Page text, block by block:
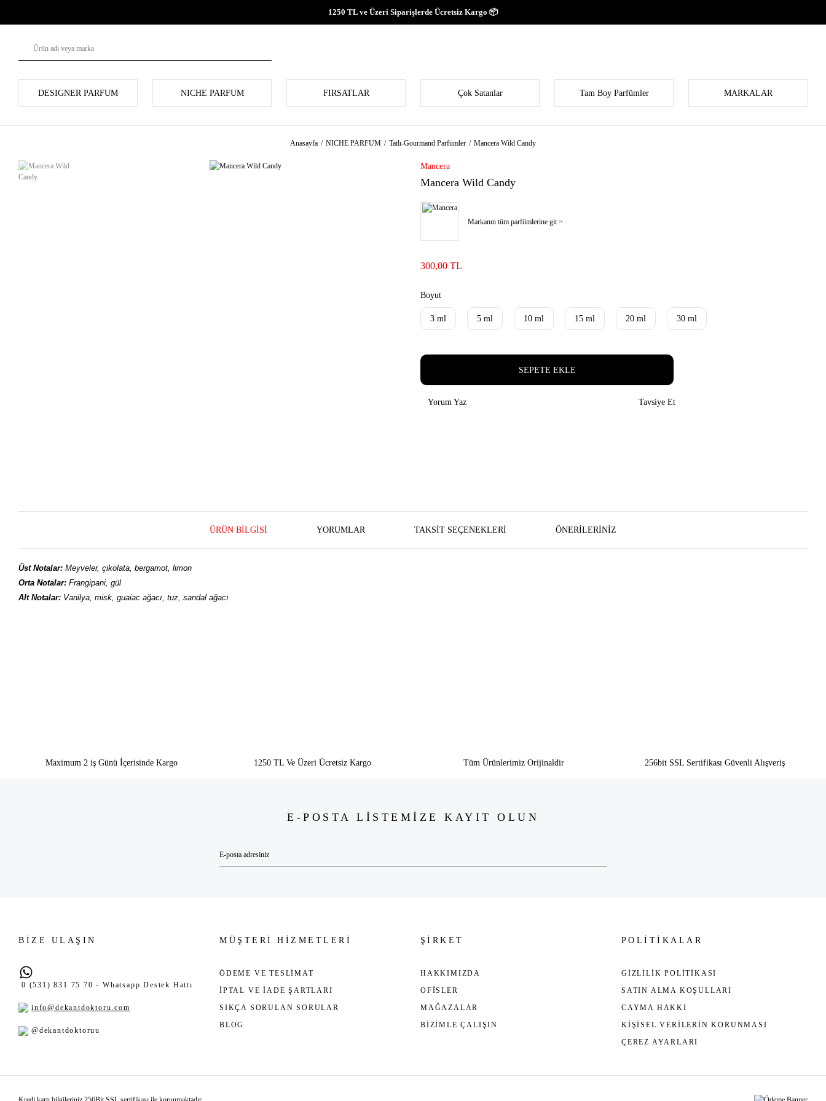
1250 TL ve Üzeri Siparişlerde Ücretsiz Kargo 📦
DESIGNER PARFUM NICHE PARFUM FIRSATLAR Çok Satanlar Tam Boy Parfümler MARKALAR
Anasayfa NICHE PARFUM Tatlı-Gourmand Parfümler Mancera Wild Candy
Mancera
Mancera Wild Candy
Markanın tüm parfümlerine git >
300,00 TL
Boyut
3 ml 5 ml 10 ml 15 ml 20 ml 30 ml
SEPETE EKLE
Yorum Yaz Tavsiye Et
ÜRÜN BILGISI YORUMLAR TAKSIT SEÇENEKLERI ÖNERILERINIZ
Üst Notalar: Meyveler, çikolata, bergamot, limon
Orta Notalar: Frangipani, gül
Alt Notalar: Vanilya, misk, guaiac ağacı, tuz, sandal ağacı
Maximum 2 iş Günü İçerisinde Kargo 1250 TL Ve Üzeri Ücretsiz Kargo Tüm Ürünlerimiz Orijinaldir 256bit SSL Sertifikası Güvenli Alışveriş
E-POSTA LİSTEMİZE KAYIT OLUN
BİZE ULAŞIN
0 (531) 831 75 70 - Whatsapp Destek Hattı
info@dekantdoktoru.com
@dekantdoktoruu
MÜŞTERİ HİZMETLERİ
ÖDEME VE TESLİMAT
İPTAL VE İADE ŞARTLARI
SIKÇA SORULAN SORULAR
BLOG
ŞİRKET
HAKKIMIZDA
OFİSLER
MAĞAZALAR
BİZİMLE ÇALIŞIN
POLİTİKALAR
GİZLİLİK POLİTİKASI
SATIN ALMA KOŞULLARI
CAYMA HAKKI
KİŞİSEL VERİLERİN KORUNMASI
ÇEREZ AYARLARI